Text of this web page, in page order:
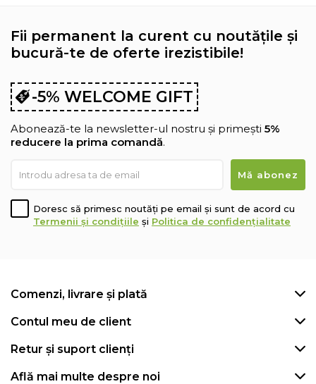
Fii permanent la curent cu noutățile și
bucură-te de oferte irezistibile!
-5% WELCOME GIFT
Abonează-te la newsletter-ul nostru și primești 5%
reducere la prima comandă.
Doresc să primesc noutăți pe email și sunt de acord cu
Termenii și condițiile și Politica de confidențialitate
Comenzi, livrare și plată
Contul meu de client
Retur și suport clienți
Află mai multe despre noi